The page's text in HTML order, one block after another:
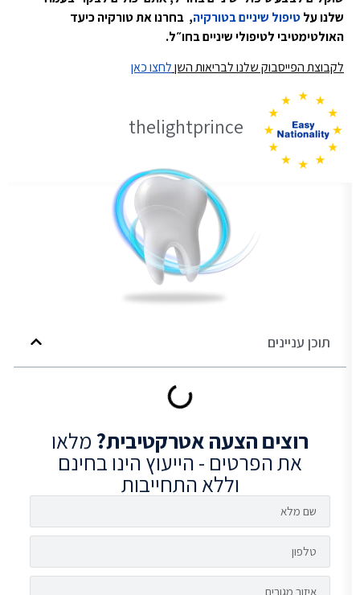
שלנו עלטיפול שיניים בטורקיה, בחרנו את טורקיה כיעד
האולטימטיבי לטיפולי שיניים בחו״ל.
לקבוצת הפייסבוק שלנו לבריאות השןלחצו כאן
thelightprince
תוכן עניינים
רוציםהצעה אטרקטיבית?מלאו
את הפרטים - הייעוץ הינו בחינם
וללא התחייבות